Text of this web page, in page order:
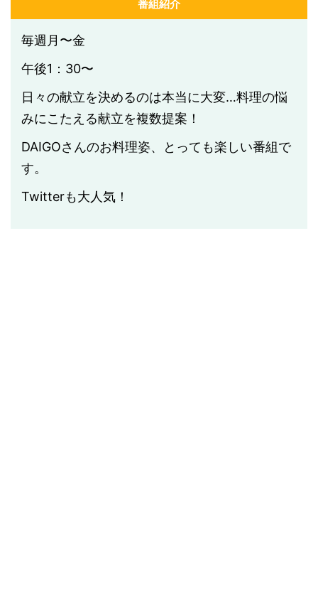
番組紹介
毎週月〜金
午後1：30〜
日々の献立を決めるのは本当に大変…料理の悩
みにこたえる献立を複数提案！
DAIGOさんのお料理姿、とっても楽しい番組で
す。
Twitterも大人気！